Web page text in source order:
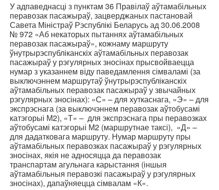
У адпаведнасці з пунктам 36 Правілаў аўтамабільных
перавозак пасажыраў, зацверджаных пастановай
Савета Міністраў Рэспублікі Беларусь ад 30.06.2008
№ 972 «Аб некаторых пытаннях аўтамабільных
перавозак пасажыраў», кожнаму маршруту
ўнутрырэспубліканскіх аўтамабільных перавозак
пасажыраў у рэгулярных зносінах прысвойваецца
нумар з указаннем віду паведамлення сімваламі (за
выключэннем маршрутаў ўнутрырэспубліканскіх
аўтамабільных перавозак пасажыраў у звычайных
рэгулярных зносінах): «С» – для хуткаснага, «Э» – для
экспрэснага (за выключэннем перавозак аўтобусамі
катэгорыі М2), «Т» – для экспрэснага пры перавозках
аўтобусамі катэгорыі М2 (маршрутнае таксі), «Д» –
для дадатковага маршруту. Нумар маршруту пры
аўтамабільных перавозках пасажыраў у рэгулярных
зносінах, якія не адносяцца да перавозак
транспартам агульнага карыстання (іншыя
аўтамабільныя перавозкі пасажыраў у рэгулярных
зносінах), дапаўняецца сімвалам «К».